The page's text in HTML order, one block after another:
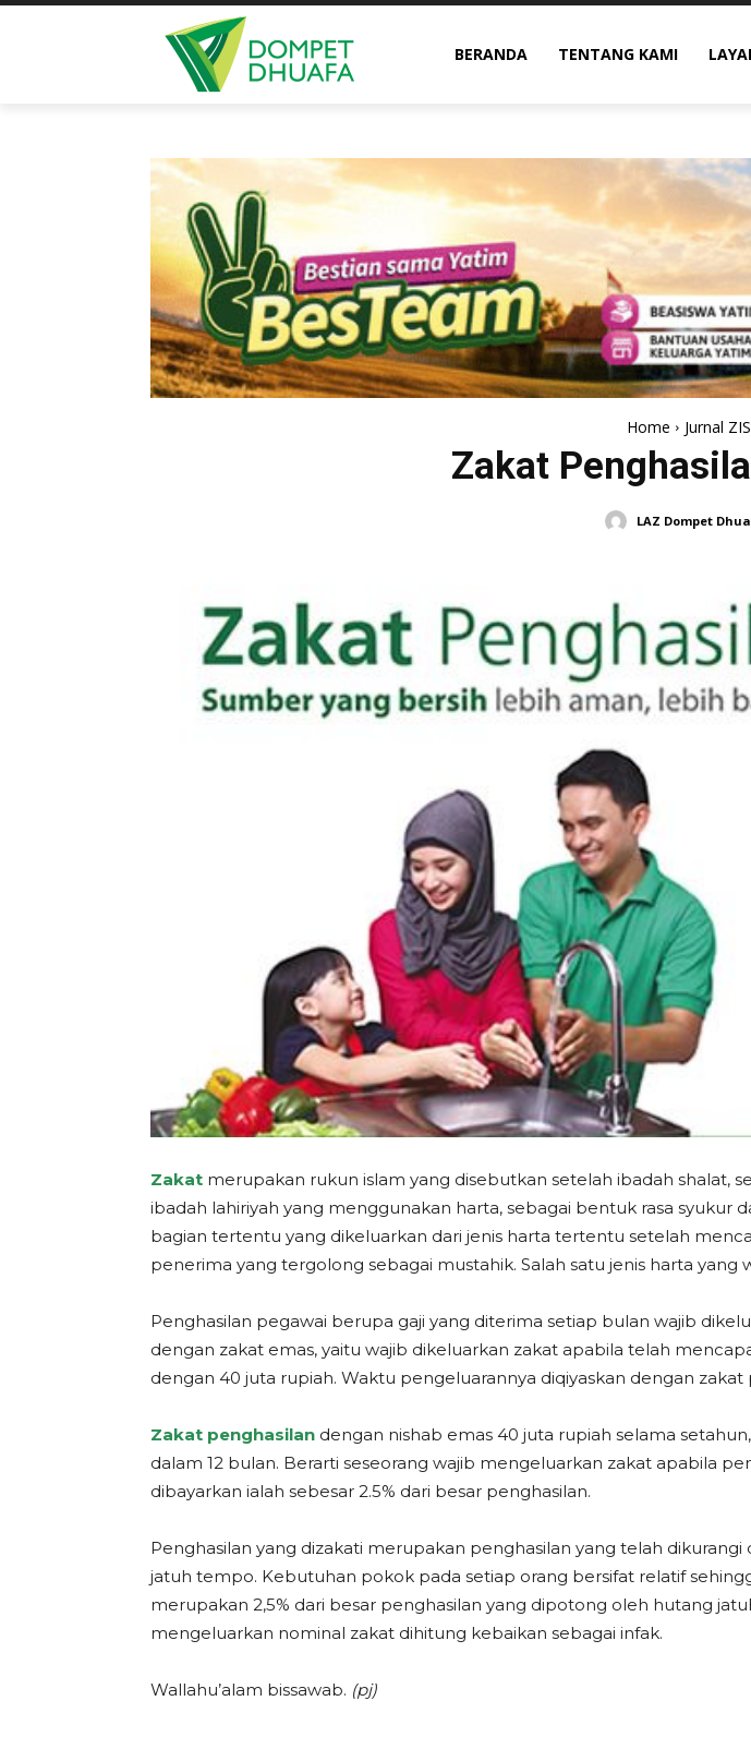
BERANDA TENTANG KAMI
Home Jurnal
Zakat
LAZ Dompet
Zakat merupakan rukun islam yang disebutkan setelah ibadah shalat,
ibadah lahiriyah yang menggunakan harta, sebagai bentuk rasa
bagian tertentu yang dikeluarkan dari jenis harta tertentu setelah
penerima yang tergolong sebagai mustahik. Salah satu jenis harta yang
Penghasilan pegawai berupa gaji yang diterima setiap bulan wajib
dengan zakat emas, yaitu wajib dikeluarkan zakat apabila telah
dengan 40 juta rupiah. Waktu pengeluarannya diqiyaskan dengan
Zakat penghasilan dengan nishab emas 40 juta rupiah selama
dalam 12 bulan. Berarti seseorang wajib mengeluarkan zakat apabila
dibayarkan ialah sebesar 2.5% dari besar penghasilan.
Penghasilan yang dizakati merupakan penghasilan yang telah
jatuh tempo. Kebutuhan pokok pada setiap orang bersifat relatif
merupakan 2,5% dari besar penghasilan yang dipotong oleh hutang
mengeluarkan nominal zakat dihitung kebaikan sebagai infak.
Wallahu’alam bissawab. (pj)